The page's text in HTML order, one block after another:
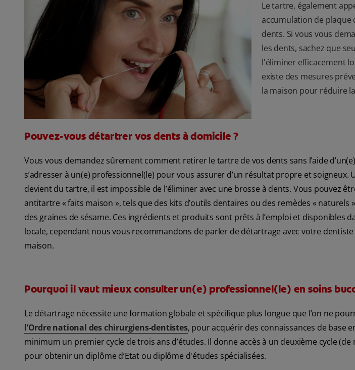
Le tartre, également
accumulation de plaque
dents. Si vous vous
les dents, sachez que
l'éliminer efficacement
existe des mesures
la maison pour réduire
Pouvez-vous détartrer vos dents à domicile ?
Vous vous demandez sûrement comment retirer le tartre de vos dents sans l’aide
s’adresser à un(e) professionnel(le) pour vous assurer d’un résultat propre et soigneux.
devient du tartre, il est impossible de l’éliminer avec une brosse à dents. Vous pouvez
antitartre « faits maison », tels que des kits d’outils dentaires ou des remèdes « naturels
des graines de sésame. Ces ingrédients et produits sont prêts à l’emploi et disponibles
locale, cependant nous vous recommandons de parler de détartrage avec votre
maison.
Pourquoi il vaut mieux consulter un(e) professionnel(le) en soins
Le détartrage nécessite une formation globale et spécifique plus longue que l’on ne
l’Ordre national des chirurgiens-dentistes, pour acquérir des connaissances de base
minimum un premier cycle de trois ans d’études. Il donne accès à un deuxième cycle
pour obtenir un diplôme d’Etat ou diplôme d'études spécialisées.